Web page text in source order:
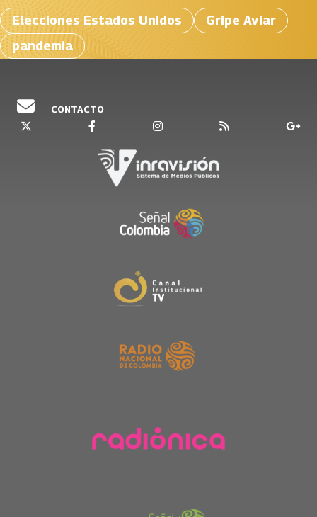
Elecciones Estados Unidos
Gripe Aviar
pandemia
CONTACTO